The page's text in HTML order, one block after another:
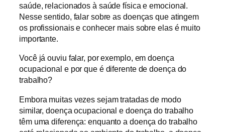
saúde, relacionados à saúde física e emocional.
Nesse sentido, falar sobre as doenças que atingem
os profissionais e conhecer mais sobre elas é muito
importante.
Você já ouviu falar, por exemplo, em doença
ocupacional e por que é diferente de doença do
trabalho?
Embora muitas vezes sejam tratadas de modo
similar, doença ocupacional e doença do trabalho
têm uma diferença: enquanto a doença do trabalho